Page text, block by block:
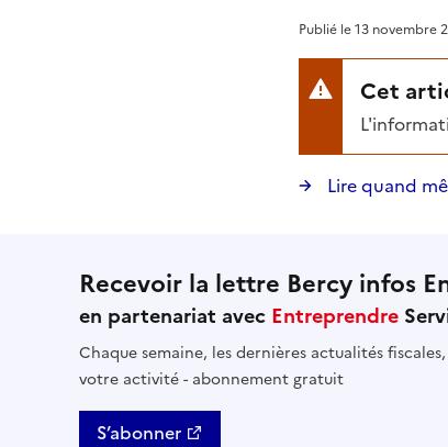
Publié le 13 novembre
Cet
Lire quand
Recevoir la lettre Bercy infos
en partenariat avec Entreprendre
Chaque semaine, les dernières actualités fiscales, comptables, RH et
votre activité - abonnement gratuit
S’abonner